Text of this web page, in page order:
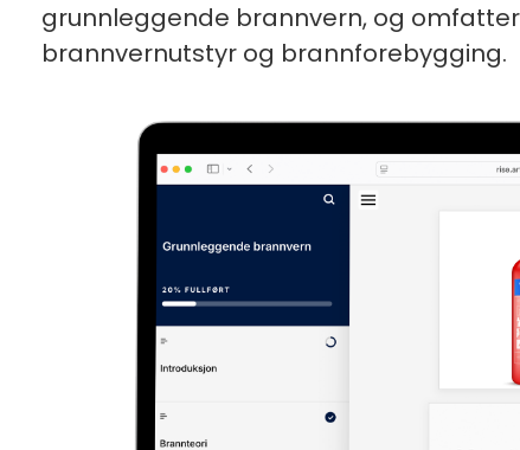
grunnleggende brannvern, og
brannvernutstyr og brannforebygging.